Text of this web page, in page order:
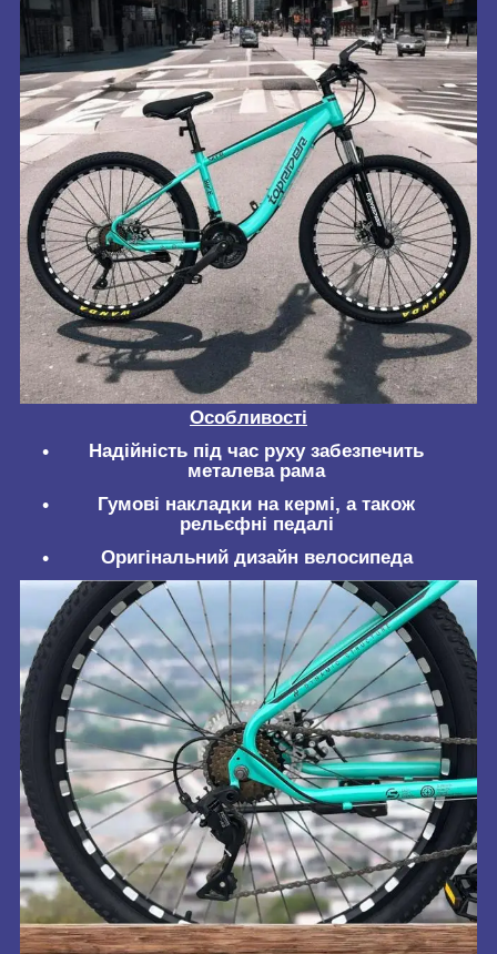
Особливості
Надійність під час руху забезпечить
металева рама
Гумові накладки на кермі, а також
рельєфні педалі
Оригінальний дизайн велосипеда